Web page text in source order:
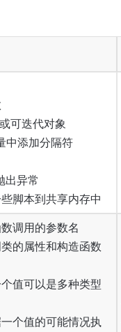
可迭代对象
中添加分隔符
出异常
脚本到共享内存中
调用的参数名
的属性和构造函数
值可以是多种类型
个值的可能情况执